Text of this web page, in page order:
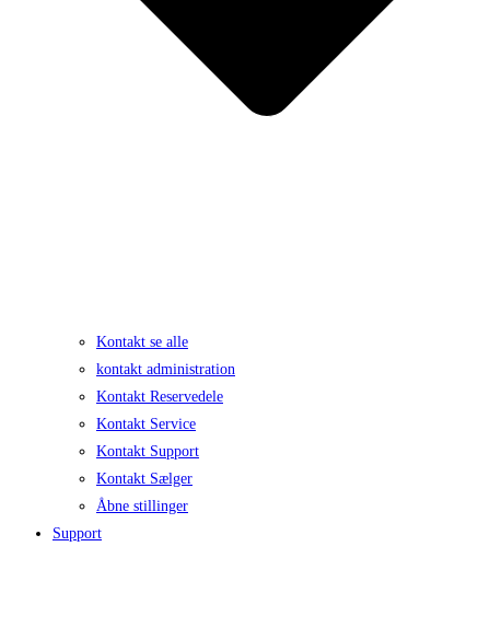
Kontakt se alle
kontakt administration
Kontakt Reservedele
Kontakt Service
Kontakt Support
Kontakt Sælger
Åbne stillinger
Support